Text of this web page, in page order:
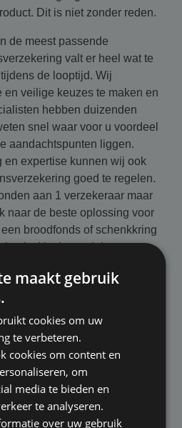
Dit is niet zonder reden.
de meest passende
valt er heel wat te
de looptijd. Wij
en veilige keuzes te maken en
hebben duizenden
snel waar voor u voordeel
aandachtspunten liggen.
en expertise kunnen wij ook
goed te regelen.
aan 1 verzekeraar maar
naar de beste oplossing voor
broodfonds of schenkkring
is. Het beoordelen en
verzekering en begeleiden u
is. Twee van onze
en hierdoor altijd
actuele ontwikkelingen in
maakt gebruik
cookies om uw
te verbeteren.
cookies om content en
om
media te bieden en
te analyseren.
over uw gebruik